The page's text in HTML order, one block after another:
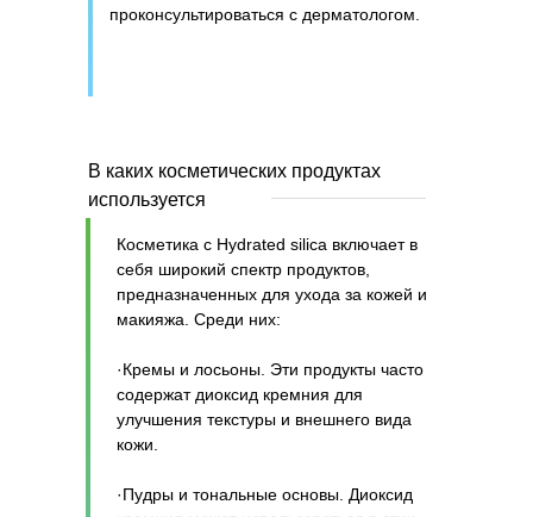
проконсультироваться с дерматологом.
В каких косметических продуктах
используется
Косметика с Hydrated silica включает в
себя широкий спектр продуктов,
предназначенных для ухода за кожей и
макияжа. Среди них:
·Кремы и лосьоны. Эти продукты часто
содержат диоксид кремния для
улучшения текстуры и внешнего вида
кожи.
·Пудры и тональные основы. Диоксид